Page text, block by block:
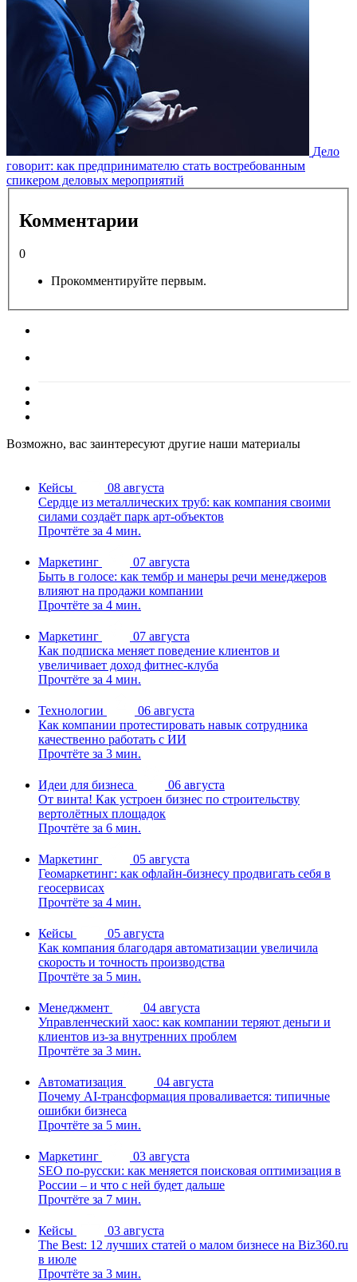
Дело
говорит: как предпринимателю стать востребованным
спикером деловых мероприятий
Комментарии
0
Прокомментируйте первым.
Возможно, вас заинтересуют другие наши материалы
Кейсы
08 августа
Сердце из металлических труб: как компания своими
силами создаёт парк арт-объектов
Прочтёте за 4 мин.
Маркетинг
07 августа
Быть в голосе: как тембр и манеры речи менеджеров
влияют на продажи компании
Прочтёте за 4 мин.
Маркетинг
07 августа
Как подписка меняет поведение клиентов и
увеличивает доход фитнес-клуба
Прочтёте за 4 мин.
Технологии
06 августа
Как компании протестировать навык сотрудника
качественно работать с ИИ
Прочтёте за 3 мин.
Идеи для бизнеса
06 августа
От винта! Как устроен бизнес по строительству
вертолётных площадок
Прочтёте за 6 мин.
Маркетинг
05 августа
Геомаркетинг: как офлайн-бизнесу продвигать себя в
геосервисах
Прочтёте за 4 мин.
Кейсы
05 августа
Как компания благодаря автоматизации увеличила
скорость и точность производства
Прочтёте за 5 мин.
Менеджмент
04 августа
Управленческий хаос: как компании теряют деньги и
клиентов из-за внутренних проблем
Прочтёте за 3 мин.
Автоматизация
04 августа
Почему AI-трансформация проваливается: типичные
ошибки бизнеса
Прочтёте за 5 мин.
Маркетинг
03 августа
SEO по-русски: как меняется поисковая оптимизация в
России – и что с ней будет дальше
Прочтёте за 7 мин.
Кейсы
03 августа
The Best: 12 лучших статей о малом бизнесе на Biz360.ru
в июле
Прочтёте за 3 мин.